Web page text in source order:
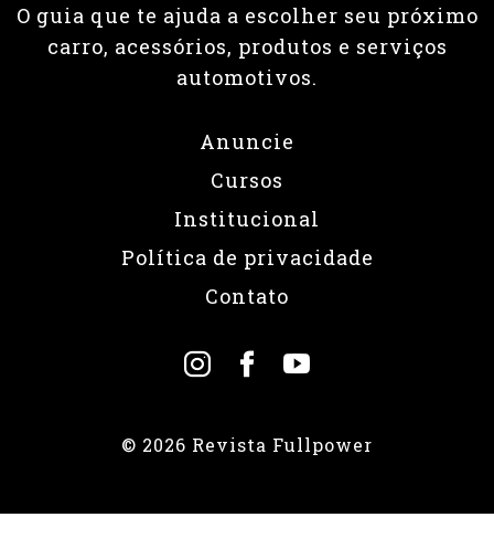
O guia que te ajuda a escolher seu próximo
carro, acessórios, produtos e serviços
automotivos.
Anuncie
Cursos
Institucional
Política de privacidade
Contato
© 2026 Revista Fullpower